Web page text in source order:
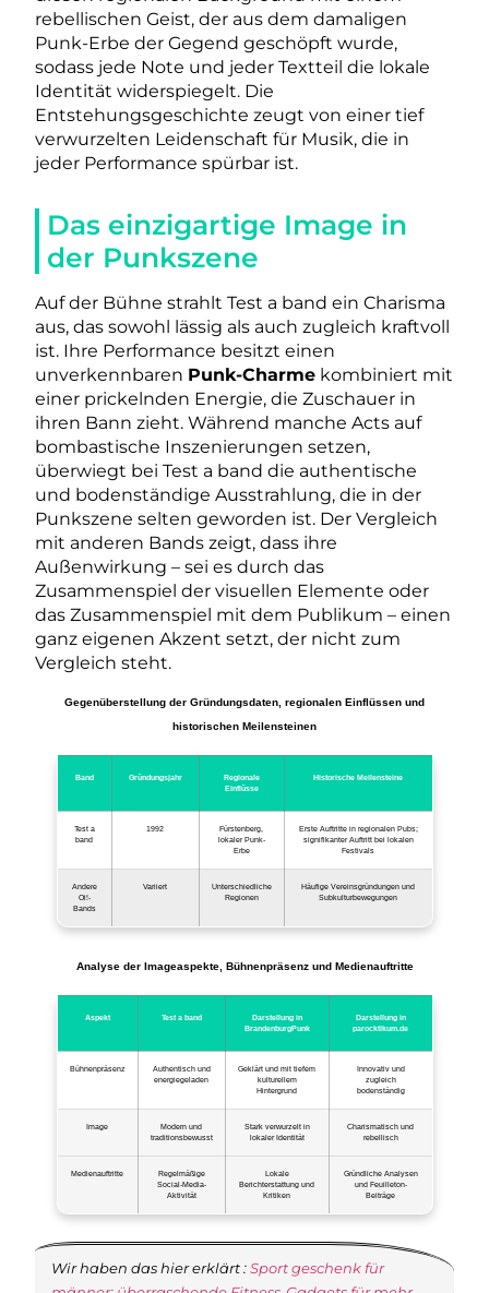
rebellischen Geist, der aus dem damaligen
Punk-Erbe der Gegend geschöpft wurde,
sodass jede Note und jeder Textteil die lokale
Identität widerspiegelt. Die
Entstehungsgeschichte zeugt von einer tief
verwurzelten Leidenschaft für Musik, die in
jeder Performance spürbar ist.
Das einzigartige Image in
der Punkszene
Auf der Bühne strahlt Test a band ein Charisma
aus, das sowohl lässig als auch zugleich kraftvoll
ist. Ihre Performance besitzt einen
unverkennbaren Punk-Charme kombiniert mit
einer prickelnden Energie, die Zuschauer in
ihren Bann zieht. Während manche Acts auf
bombastische Inszenierungen setzen,
überwiegt bei Test a band die authentische
und bodenständige Ausstrahlung, die in der
Punkszene selten geworden ist. Der Vergleich
mit anderen Bands zeigt, dass ihre
Außenwirkung – sei es durch das
Zusammenspiel der visuellen Elemente oder
das Zusammenspiel mit dem Publikum – einen
ganz eigenen Akzent setzt, der nicht zum
Vergleich steht.
Gegenüberstellung der Gründungsdaten, regionalen Einflüssen und
historischen Meilensteinen
Band Gründungsjahr
Regionale
Einflüsse
Historische Meilensteine
Test a
band
1992
Fürstenberg,
lokaler Punk-
Erbe
Erste Auftritte in regionalen Pubs;
signifikanter Auftritt bei lokalen
Festivals
Andere
Oi!-
Bands
Variiert
Unterschiedliche
Regionen
Häufige Vereinsgründungen und
Subkulturbewegungen
Analyse der Imageaspekte, Bühnenpräsenz und Medienauftritte
Aspekt Test a band
Darstellung in
BrandenburgPunk
Darstellung in
parocktikum.de
Bühnenpräsenz
Authentisch und
energiegeladen
Geklärt und mit tiefem
kulturellem
Hintergrund
Innovativ und
zugleich
bodenständig
Image
Modern und
traditionsbewusst
Stark verwurzelt in
lokaler Identität
Charismatisch und
rebellisch
Medienauftritte
Regelmäßige
Social-Media-
Aktivität
Lokale
Berichterstattung und
Kritiken
Gründliche Analysen
und Feuilleton-
Beiträge
Wir haben das hier erklärt :Sport geschenk für